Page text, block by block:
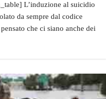
L’induzione al suicidio
da sempre dal codice
che ci siano anche dei